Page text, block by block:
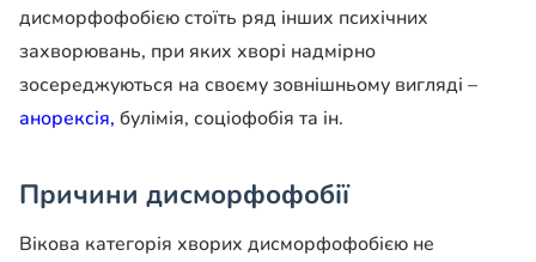
дисморфофобією стоїть ряд інших психічних
захворювань, при яких хворі надмірно
зосереджуються на своєму зовнішньому вигляді –
анорексія, булімія, соціофобія та ін.
Причини дисморфофобії
Вікова категорія хворих дисморфофобією не